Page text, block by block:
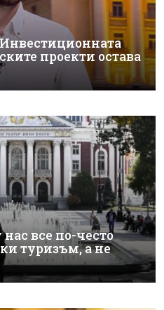
проекти остава
все по-често
туризъм, а не